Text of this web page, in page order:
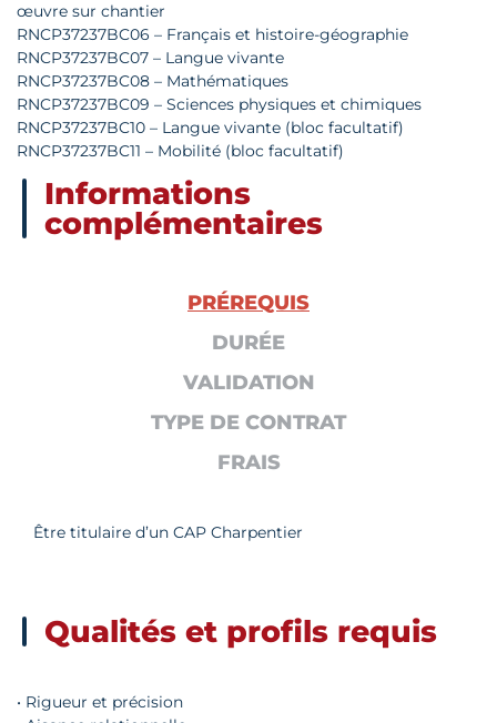
œuvre sur chantier
RNCP37237BC06 – Français et histoire-géographie
RNCP37237BC07 – Langue vivante
RNCP37237BC08 – Mathématiques
RNCP37237BC09 – Sciences physiques et chimiques
RNCP37237BC10 – Langue vivante (bloc facultatif)
RNCP37237BC11 – Mobilité (bloc facultatif)
Informations
complémentaires
PRÉREQUIS
DURÉE
VALIDATION
TYPE DE CONTRAT
FRAIS
Être titulaire d’un CAP Charpentier
Qualités et profils requis
• Rigueur et précision